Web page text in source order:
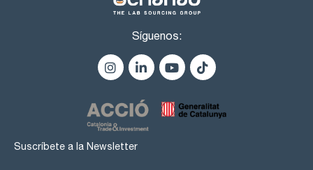
Síguenos:
Suscríbete a la Newsletter